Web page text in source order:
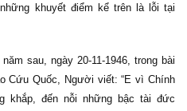
khuyết điểm kể trên là lỗi tại
sau, ngày 20-11-1946, trong bài
Cứu Quốc, Người viết: “E vì Chính
khắp, đến nỗi những bậc tài đức